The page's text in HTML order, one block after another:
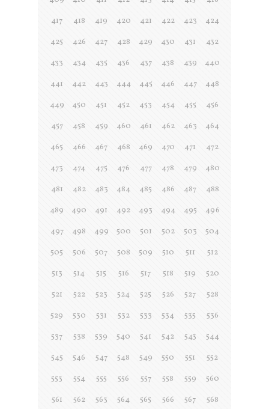
417
418 419 420 421 422 423
424
425
426 427 428 429 430 431
432
433
434 435 436 437 438 439
440
441
442 443 444 445 446 447
448
449
450 451 452 453 454 455
456
457
458 459 460 461 462 463
464
465
466 467 468 469 470 471
472
473
474 475 476 477 478 479
480
481
482 483 484 485 486 487
488
489
490 491 492 493 494 495
496
497
498 499 500 501 502 503
504
505
506 507 508 509 510 511
512
513
514 515 516 517 518 519
520
521
522 523 524 525 526 527
528
529
530 531 532 533 534 535
536
537
538 539 540 541 542 543
544
545
546 547 548 549 550 551
552
553
554 555 556 557 558 559
560
561
562 563 564 565 566 567
568